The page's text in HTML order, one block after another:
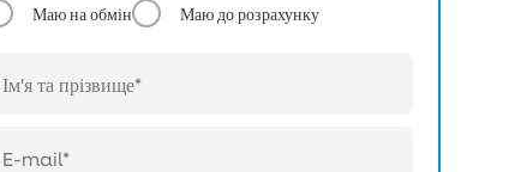
Маю на обмін Маю до розрахунку